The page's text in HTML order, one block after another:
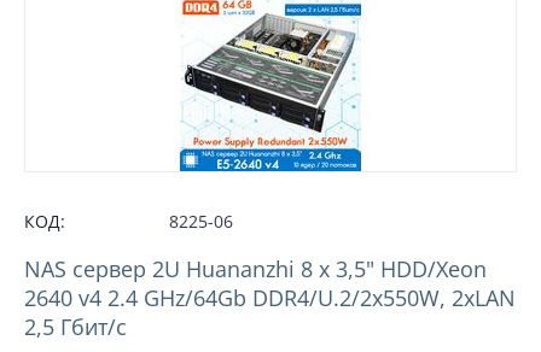
КОД: 8225-06
NAS сервер 2U Huananzhi 8 х 3,5" HDD/Xeon
2640 v4 2.4 GHz/64Gb DDR4/U.2/2x550W, 2xLAN
2,5 Гбит/с